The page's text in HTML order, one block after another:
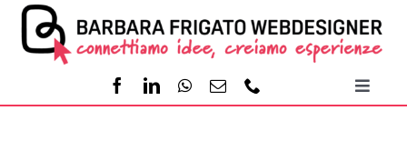
Salta
contenuto